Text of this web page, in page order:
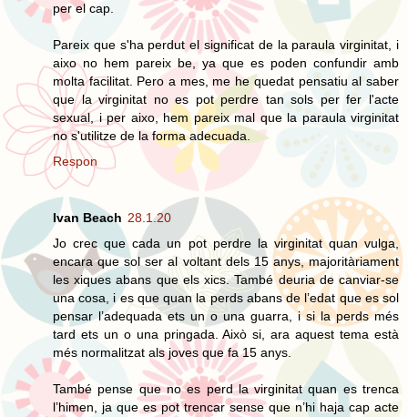
per el cap.
Pareix que s'ha perdut el significat de la paraula virginitat, i
aixo no hem pareix be, ya que es poden confundir amb
molta facilitat. Pero a mes, me he quedat pensatiu al saber
que la virginitat no es pot perdre tan sols per fer l'acte
sexual, i per aixo, hem pareix mal que la paraula virginitat
no s'utilitze de la forma adecuada.
Respon
Ivan Beach 28.1.20
Jo crec que cada un pot perdre la virginitat quan vulga,
encara que sol ser al voltant dels 15 anys, majoritàriament
les xiques abans que els xics. També deuria de canviar-se
una cosa, i es que quan la perds abans de l’edat que es sol
pensar l’adequada ets un o una guarra, i si la perds més
tard ets un o una pringada. Això si, ara aquest tema està
més normalitzat als joves que fa 15 anys.
També pense que no es perd la virginitat quan es trenca
l’himen, ja que es pot trencar sense que n’hi haja cap acte